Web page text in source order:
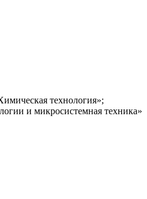
технология»;
и микросистемная техника»